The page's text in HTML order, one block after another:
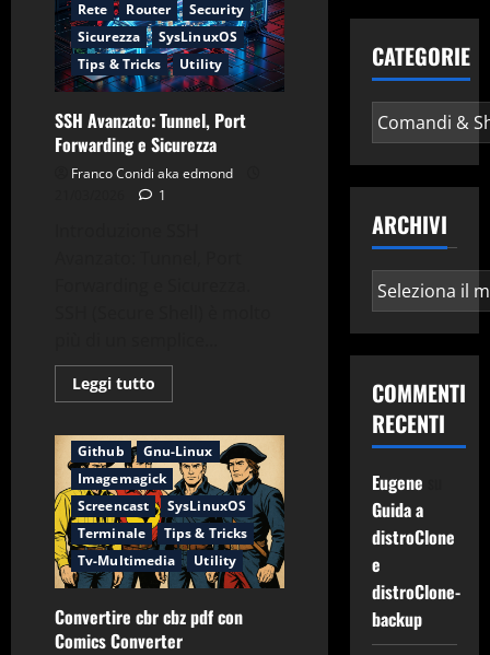
Linux
per
Sysadmin
Rete
Router
Security
Sicurezza
SysLinuxOS
Tips & Tricks
Utility
SSH Avanzato: Tunnel, Port
Forwarding e Sicurezza
Franco Conidi aka edmond
1
Leggi tutto
di
SSH
Avanzato:
Tunnel,
Port
Forwarding
e
Sicurezza
Applicazioni
Github
Gnu-Linux
Imagemagick
Screencast
SysLinuxOS
Terminale
Tips & Tricks
Tv-Multimedia
Utility
Convertire cbr cbz pdf con
Comics Converter
CATEGORIE
Categorie
ARCHIVI
Archivi
COMMENTI
RECENTI
Eugene
Guida a
distroClone
e
distroClone-
backup